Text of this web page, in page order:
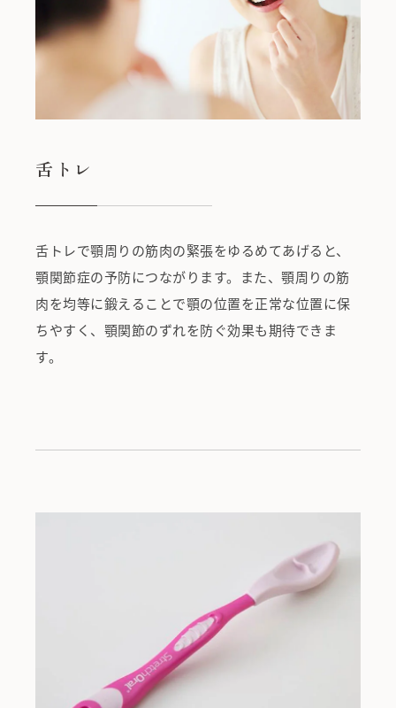
舌トレ
舌トレで顎周りの筋肉の緊張をゆるめてあげると、
顎関節症の予防につながります。また、顎周りの筋
肉を均等に鍛えることで顎の位置を正常な位置に保
ちやすく、顎関節のずれを防ぐ効果も期待できま
す。